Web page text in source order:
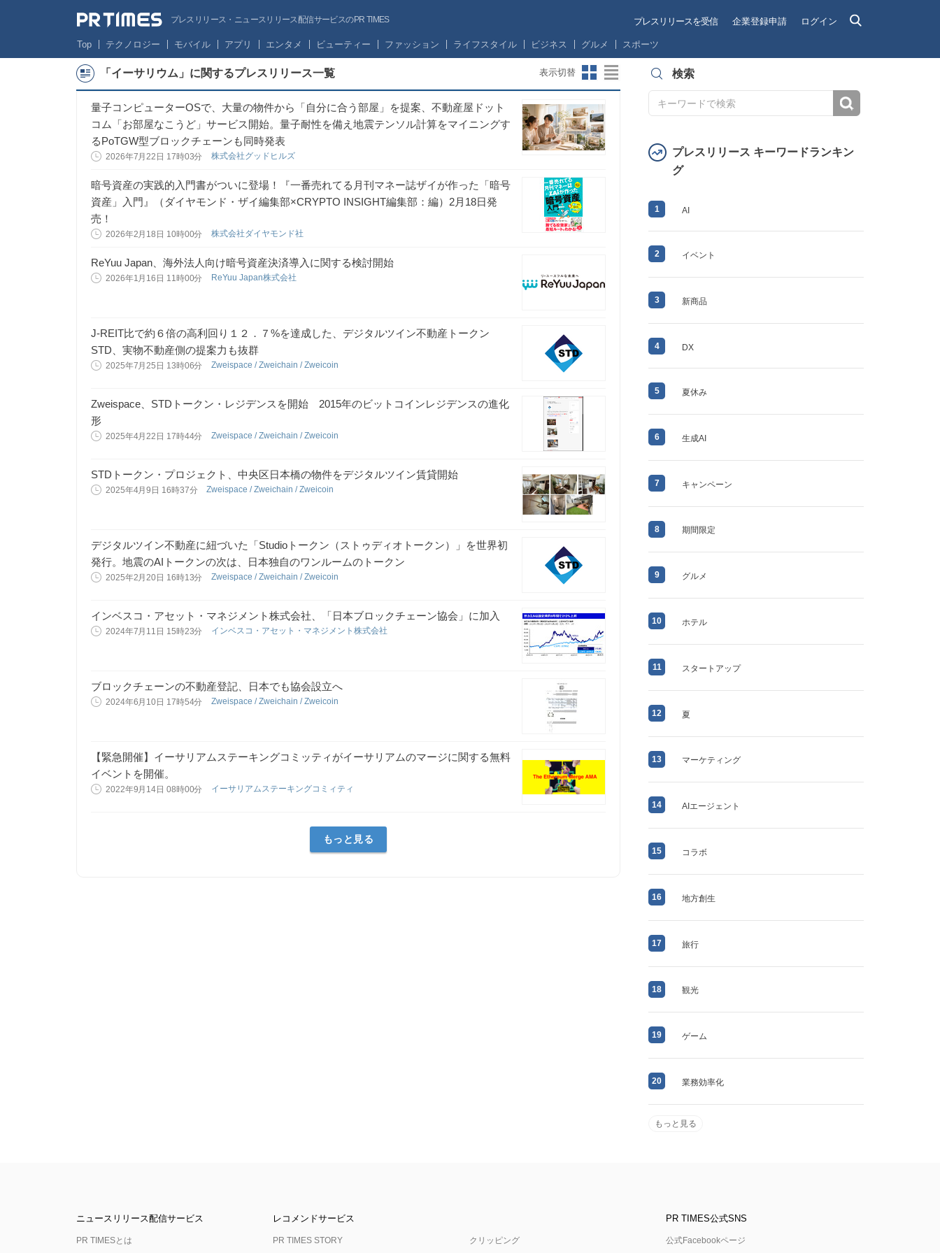
プレスリリース・ニュースリリース配信サービスのPR TIMES プレスリリースを受信 企業登録申請 ログイン
Top テクノロジー モバイル アプリ エンタメ ビューティー ファッション ライフスタイル ビジネス グルメ スポーツ
「イーサリウム」に関するプレスリリース一覧 表示切替
量子コンピューターOSで、大量の物件から「自分に合う部屋」を提案、不動産屋ドット
コム「お部屋なこうど」サービス開始。量子耐性を備え地震テンソル計算をマイニングす
るPoTGW型ブロックチェーンも同時発表
2026年7月22日 17時03分 株式会社グッドヒルズ
暗号資産の実践的入門書がついに登場！『一番売れてる月刊マネー誌ザイが作った「暗号
資産」入門』（ダイヤモンド・ザイ編集部×CRYPTO INSIGHT編集部：編）2月18日発
売！
2026年2月18日 10時00分 株式会社ダイヤモンド社
ReYuu Japan、海外法人向け暗号資産決済導入に関する検討開始
2026年1月16日 11時00分 ReYuu Japan株式会社
J-REIT比で約６倍の高利回り１２．７%を達成した、デジタルツイン不動産トークン
STD、実物不動産側の提案力も抜群
2025年7月25日 13時06分 Zweispace / Zweichain / Zweicoin
Zweispace、STDトークン・レジデンスを開始 2015年のビットコインレジデンスの進化
形
2025年4月22日 17時44分 Zweispace / Zweichain / Zweicoin
STDトークン・プロジェクト、中央区日本橋の物件をデジタルツイン賃貸開始
2025年4月9日 16時37分 Zweispace / Zweichain / Zweicoin
デジタルツイン不動産に紐づいた「Studioトークン（ストゥディオトークン）」を世界初
発行。地震のAIトークンの次は、日本独自のワンルームのトークン
2025年2月20日 16時13分 Zweispace / Zweichain / Zweicoin
インベスコ・アセット・マネジメント株式会社、「日本ブロックチェーン協会」に加入
2024年7月11日 15時23分 インベスコ・アセット・マネジメント株式会社
ブロックチェーンの不動産登記、日本でも協会設立へ
2024年6月10日 17時54分 Zweispace / Zweichain / Zweicoin
【緊急開催】イーサリアムステーキングコミッティがイーサリアムのマージに関する無料
イベントを開催。
2022年9月14日 08時00分 イーサリアムステーキングコミィティ
もっと見る
検索
プレスリリース キーワードランキン
グ
1 AI
2 イベント
3 新商品
4 DX
5 夏休み
6 生成AI
7 キャンペーン
8 期間限定
9 グルメ
10 ホテル
11 スタートアップ
12 夏
13 マーケティング
14 AIエージェント
15 コラボ
16 地方創生
17 旅行
18 観光
19 ゲーム
20 業務効率化
もっと見る
ニュースリリース配信サービス
PR TIMESとは
レコメンドサービス
PR TIMES STORY クリッピング
PR TIMES公式SNS
公式Facebookページ